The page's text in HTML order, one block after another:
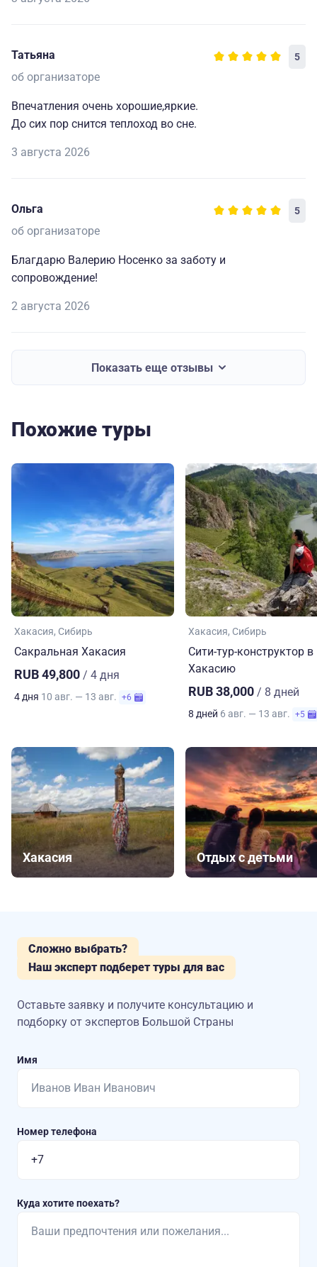
Татьяна 5
об организаторе
Впечатления очень хорошие,яркие.
До сих пор снится теплоход во сне.
3 августа 2026
Ольга 5
об организаторе
Благдарю Валерию Носенко за заботу и
сопровождение!
2 августа 2026
Показать еще отзывы
Похожие туры
Хакасия Сибирь
Сакральная Хакасия
RUB 49,800 / 4 дня
4 дня 10 авг. — 13 авг. +6
Хакасия Сибирь
Сити-тур-конструктор в
Хакасию
RUB 38,000 / 8 дней
8 дней 6 авг. — 13 авг. +5
Хакасия Отдых с детьми
Сложно выбрать?
Наш эксперт подберет туры для вас
Оставьте заявку и получите консультацию и
подборку от экспертов Большой Страны
Имя
Номер телефона
Куда хотите поехать?